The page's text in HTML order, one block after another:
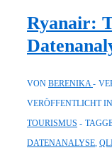
–
für
Ryanair:
VON BERENIKA
VERÖFFENTLICHT IN
TOURISMUS
DATENANALYSE,